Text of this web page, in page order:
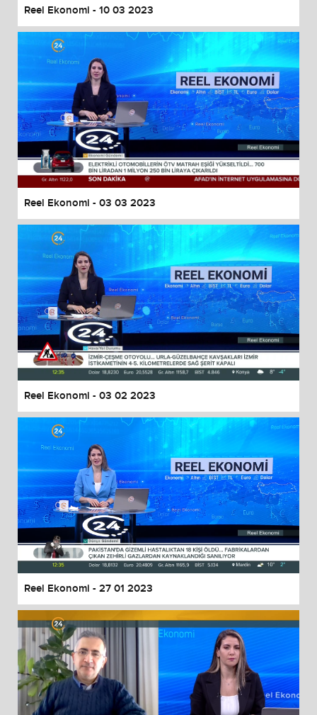
Reel Ekonomi - 10 03 2023
Reel Ekonomi - 03 03 2023
Reel Ekonomi - 03 02 2023
Reel Ekonomi - 27 01 2023